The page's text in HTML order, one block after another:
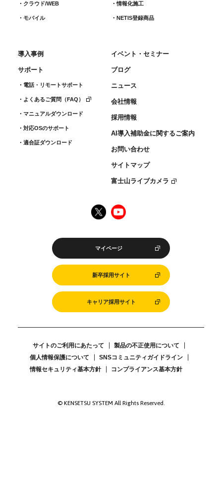
クラウド/WEB
モバイル
情報化施工
NETIS登録商品
導入事例
サポート
電話・リモートサポート
よくあるご質問（FAQ）
マニュアルダウンロード
対応OSのサポート
適合証ダウンロード
イベント・セミナー
ブログ
ニュース
会社情報
採用情報
AI導入補助金に関するご案内
お問い合わせ
サイトマップ
富士山ライブカメラ
マイページ
新卒採用サイト
キャリア採用サイト
サイトのご利用にあたって
製品の不正使用について
個人情報保護について
SNSコミュニティガイドライン
情報セキュリティ基本方針
コンプライアンス基本方針
© KENSETSU SYSTEM All Rights Reserved.